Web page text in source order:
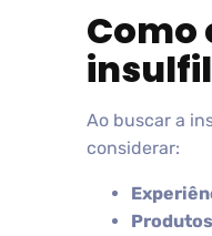
Como
Ao buscar a
considerar: